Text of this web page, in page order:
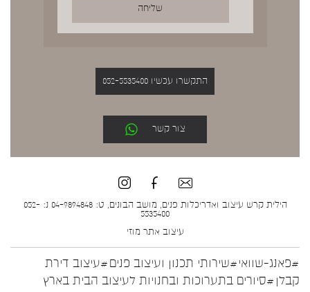
התקשרו עכשיו 052-5535400
צור קשר
הילית קרש עיצוב ואדריכלות פנים, מושב הבונים, ט: 04-9894848 נ: 052-
5535400
עיצוב אתר מוזי
#פאנג-שוואי#שירותי תכנון ועיצוב פנים#עיצוב דירת
קבלן #סיורים בתערוכות ובחנויות לעיצוב הבית בארץ